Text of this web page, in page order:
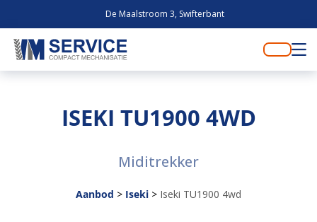
De Maalstroom 3, Swifterbant
ISEKI TU1900 4WD
Miditrekker
Aanbod > Iseki > Iseki TU1900 4wd